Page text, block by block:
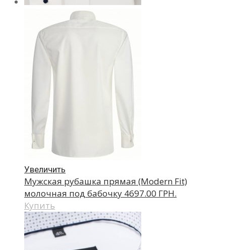
Увеличить
Мужская рубашка прямая (Modern Fit)
молочная под бабочку 4697.00 ГРН.
Купить